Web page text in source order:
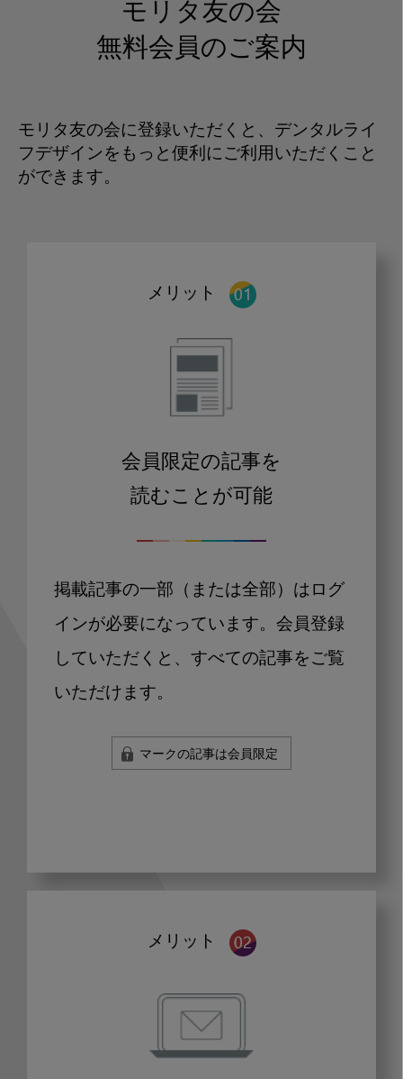
モリタ友の会
無料会員のご案内
モリタ友の会に登録いただくと、デンタルライ
フデザインをもっと便利にご利用いただくこと
ができます。
メリット
会員限定の記事を
読むことが可能
掲載記事の一部（または全部）はログ
インが必要になっています。会員登録
していただくと、すべての記事をご覧
いただけます。
マークの記事は会員限定
メリット